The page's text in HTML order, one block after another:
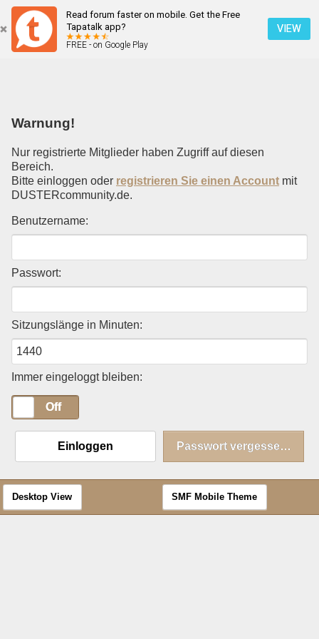
Read forum faster on mobile. Get the Free
Tapatalk app?
FREE - on Google Play
VIEW
Einloggen
Warnung!
Nur registrierte Mitglieder haben Zugriff auf diesen
Bereich.
Bitte einloggen oder registrieren Sie einen Account mit
DUSTERcommunity.de.
Benutzername:
Passwort:
Sitzungslänge in Minuten:
Immer eingeloggt bleiben:
Off
Einloggen Passwort vergessen?
Desktop View SMF Mobile Theme